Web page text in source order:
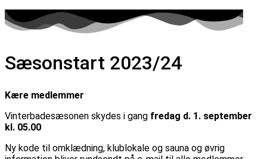
Sæsonstart 2023/24
Kære medlemmer
Vinterbadesæsonen skydes i gang fredag d. 1. september
kl. 05.00
Ny kode til omklædning, klublokale og sauna og øvrig